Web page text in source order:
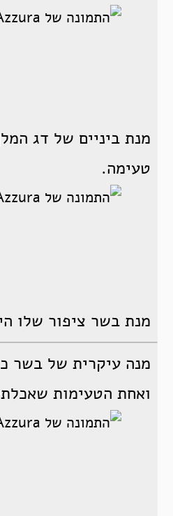
מנת ביניים של דג
טעימה.
מנת בשר ציפור שלו
מנה עיקרית של בשר
ואחת הטעימות